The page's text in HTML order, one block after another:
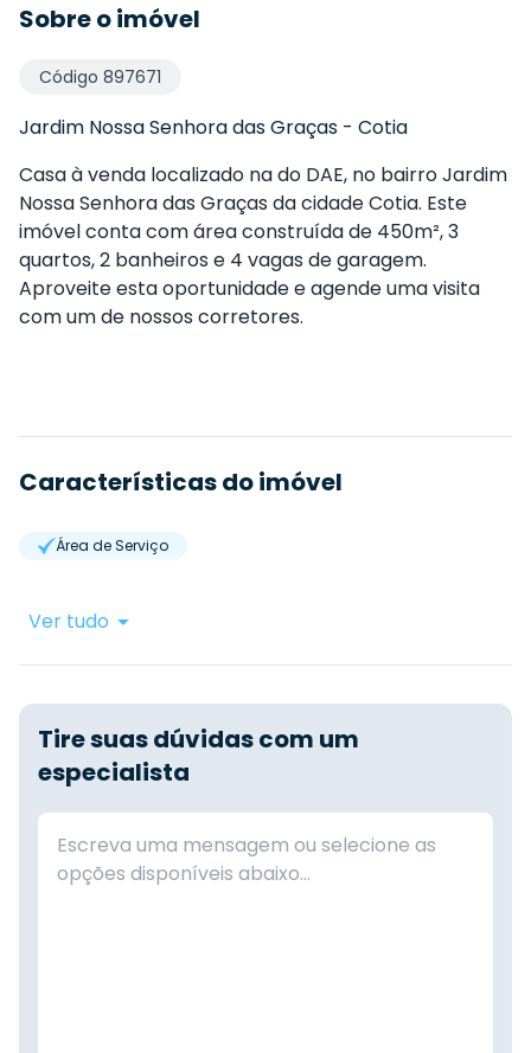
Sobre o imóvel
Código 897671
Jardim Nossa Senhora das Graças - Cotia
Casa à venda localizado na do DAE, no bairro Jardim
Nossa Senhora das Graças da cidade Cotia. Este
imóvel conta com área construída de 450m², 3
quartos, 2 banheiros e 4 vagas de garagem.
Aproveite esta oportunidade e agende uma visita
com um de nossos corretores.
Características do imóvel
Área de Serviço
Ver tudo
Tire suas dúvidas com um
especialista